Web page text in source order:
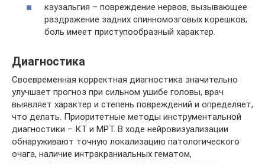
каузальгия – повреждение нервов, вызывающее
раздражение задних спинномозговых корешков;
боль имеет приступообразный характер.
Диагностика
Своевременная корректная диагностика значительно
улучшает прогноз при сильном ушибе головы, врач
выявляет характер и степень повреждений и определяет,
что делать. Приоритетные методы инструментальной
диагностики – КТ и МРТ. В ходе нейровизуализации
обнаруживают точную локализацию патологического
очага, наличие интракраниальных гематом,